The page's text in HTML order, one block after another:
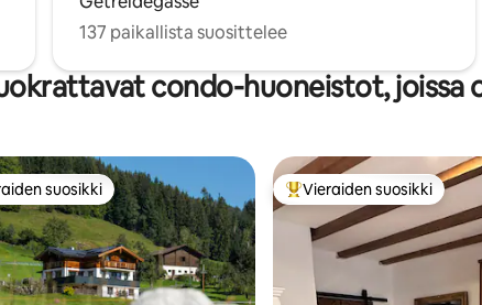
137 paikallista suosittelee
condo-huoneistot, joissa
suosikkien parhaimmistoa
suosikki Vieraiden suosikkien
Vieraiden suosikki